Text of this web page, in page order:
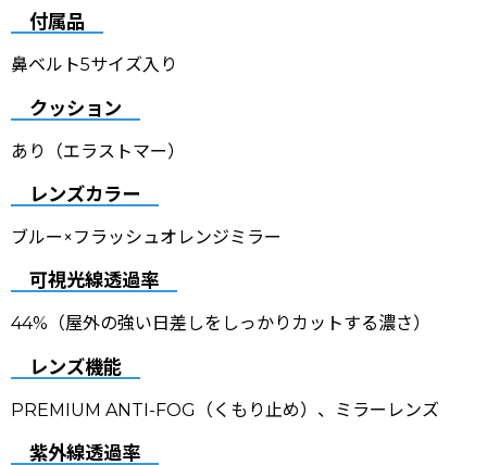
付属品
鼻ベルト5サイズ入り
クッション
あり（エラストマー）
レンズカラー
ブルー×フラッシュオレンジミラー
可視光線透過率
44%（屋外の強い日差しをしっかりカットする濃さ）
レンズ機能
PREMIUM ANTI-FOG（くもり止め）、ミラーレンズ
紫外線透過率